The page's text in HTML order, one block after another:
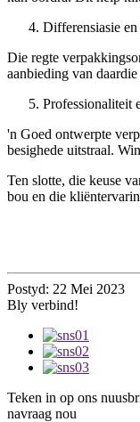
Differensiasie
Die regte
aanbieding van
Professionaliteit
'n Goed ontwerpte
besighede uitstraal.
Ten slotte, die keuse
bou en die
Postyd: 22 Mei 2023
Bly verbind!
Teken in op ons
navraag nou